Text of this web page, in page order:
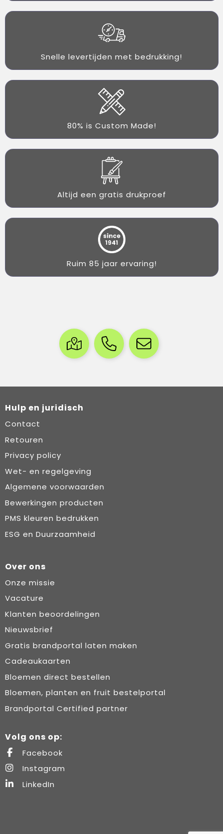
Snelle levertijden met bedrukking!
80% is Custom Made!
Altijd een gratis drukproef
Ruim 85 jaar ervaring!
Hulp en juridisch
Contact
Retouren
Privacy policy
Wet- en regelgeving
Algemene voorwaarden
Bewerkingen producten
PMS kleuren bedrukken
ESG en Duurzaamheid
Over ons
Onze missie
Vacature
Klanten beoordelingen
Nieuwsbrief
Gratis brandportal laten maken
Cadeaukaarten
Bloemen direct bestellen
Bloemen, planten en fruit bestelportal
Brandportal Certified partner
Volg ons op:
Facebook
Instagram
LinkedIn